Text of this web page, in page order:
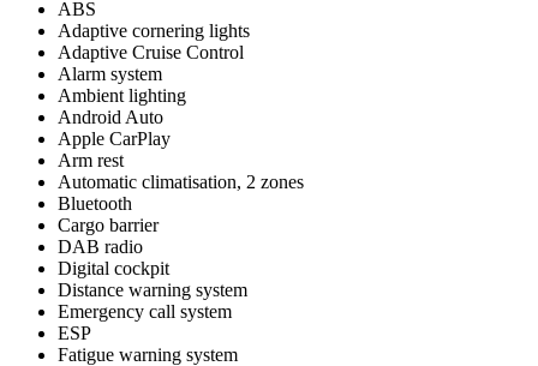
ABS
Adaptive cornering lights
Adaptive Cruise Control
Alarm system
Ambient lighting
Android Auto
Apple CarPlay
Arm rest
Automatic climatisation, 2 zones
Bluetooth
Cargo barrier
DAB radio
Digital cockpit
Distance warning system
Emergency call system
ESP
Fatigue warning system